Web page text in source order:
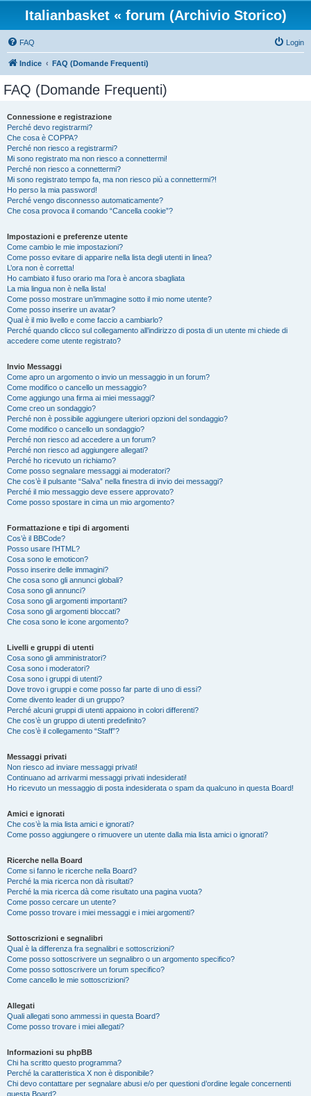
Italianbasket « forum (Archivio Storico)
FAQ Login
Indice FAQ (Domande Frequenti)
FAQ (Domande Frequenti)
Connessione e registrazione
Perché devo registrarmi?
Che cosa è COPPA?
Perché non riesco a registrarmi?
Mi sono registrato ma non riesco a connettermi!
Perché non riesco a connettermi?
Mi sono registrato tempo fa, ma non riesco più a connettermi?!
Ho perso la mia password!
Perché vengo disconnesso automaticamente?
Che cosa provoca il comando “Cancella cookie”?
Impostazioni e preferenze utente
Come cambio le mie impostazioni?
Come posso evitare di apparire nella lista degli utenti in linea?
L’ora non è corretta!
Ho cambiato il fuso orario ma l’ora è ancora sbagliata
La mia lingua non è nella lista!
Come posso mostrare un’immagine sotto il mio nome utente?
Come posso inserire un avatar?
Qual è il mio livello e come faccio a cambiarlo?
Perché quando clicco sul collegamento all’indirizzo di posta di un utente mi chiede di
accedere come utente registrato?
Invio Messaggi
Come apro un argomento o invio un messaggio in un forum?
Come modifico o cancello un messaggio?
Come aggiungo una firma ai miei messaggi?
Come creo un sondaggio?
Perché non è possibile aggiungere ulteriori opzioni del sondaggio?
Come modifico o cancello un sondaggio?
Perché non riesco ad accedere a un forum?
Perché non riesco ad aggiungere allegati?
Perché ho ricevuto un richiamo?
Come posso segnalare messaggi ai moderatori?
Che cos’è il pulsante “Salva” nella finestra di invio dei messaggi?
Perché il mio messaggio deve essere approvato?
Come posso spostare in cima un mio argomento?
Formattazione e tipi di argomenti
Cos’è il BBCode?
Posso usare l’HTML?
Cosa sono le emoticon?
Posso inserire delle immagini?
Che cosa sono gli annunci globali?
Cosa sono gli annunci?
Cosa sono gli argomenti importanti?
Cosa sono gli argomenti bloccati?
Che cosa sono le icone argomento?
Livelli e gruppi di utenti
Cosa sono gli amministratori?
Cosa sono i moderatori?
Cosa sono i gruppi di utenti?
Dove trovo i gruppi e come posso far parte di uno di essi?
Come divento leader di un gruppo?
Perché alcuni gruppi di utenti appaiono in colori differenti?
Che cos’è un gruppo di utenti predefinito?
Che cos’è il collegamento “Staff”?
Messaggi privati
Non riesco ad inviare messaggi privati!
Continuano ad arrivarmi messaggi privati indesiderati!
Ho ricevuto un messaggio di posta indesiderata o spam da qualcuno in questa Board!
Amici e ignorati
Che cos’è la mia lista amici e ignorati?
Come posso aggiungere o rimuovere un utente dalla mia lista amici o ignorati?
Ricerche nella Board
Come si fanno le ricerche nella Board?
Perché la mia ricerca non dà risultati?
Perché la mia ricerca dà come risultato una pagina vuota?
Come posso cercare un utente?
Come posso trovare i miei messaggi e i miei argomenti?
Sottoscrizioni e segnalibri
Qual è la differenza fra segnalibri e sottoscrizioni?
Come posso sottoscrivere un segnalibro o un argomento specifico?
Come posso sottoscrivere un forum specifico?
Come cancello le mie sottoscrizioni?
Allegati
Quali allegati sono ammessi in questa Board?
Come posso trovare i miei allegati?
Informazioni su phpBB
Chi ha scritto questo programma?
Perché la caratteristica X non è disponibile?
Chi devo contattare per segnalare abusi e/o per questioni d’ordine legale concernenti
questa Board?